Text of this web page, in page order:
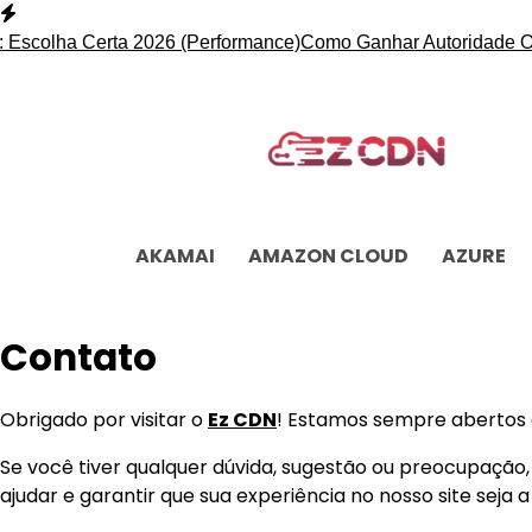
Skip
to
Certa 2026 (Performance)Como Ganhar Autoridade
AKAMAI AMAZON CLOUD AZURE
Contato
Obrigado por visitar o Ez CDN! Estamos sempre abertos
Se você tiver qualquer dúvida, sugestão ou
ajudar e garantir que sua experiência no nosso site seja